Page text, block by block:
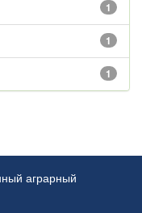
1
1
1
аграрный